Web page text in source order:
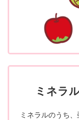
ミネラ
ミネラルのうち